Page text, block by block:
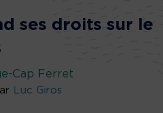
ses droits sur le
Cap Ferret
Luc Giros